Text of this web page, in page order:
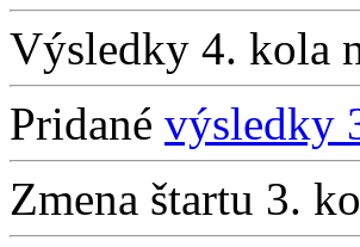
Výsledky 4. kola
Pridané výsledky
Zmena štartu 3.